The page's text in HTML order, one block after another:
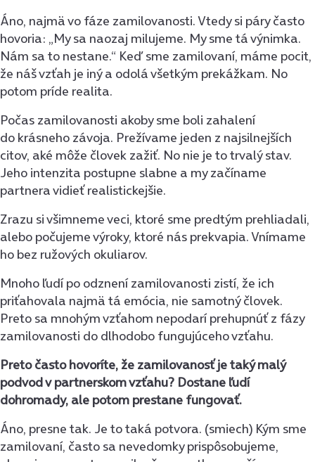
Áno, najmä vo fáze zamilovanosti. Vtedy si páry často
hovoria: „My sa naozaj milujeme. My sme tá výnimka.
Nám sa to nestane.“ Keď sme zamilovaní, máme pocit,
že náš vzťah je iný a odolá všetkým prekážkam. No
potom príde realita.
Počas zamilovanosti akoby sme boli zahalení
do krásneho závoja. Prežívame jeden z najsilnejších
citov, aké môže človek zažiť. No nie je to trvalý stav.
Jeho intenzita postupne slabne a my začíname
partnera vidieť realistickejšie.
Zrazu si všimneme veci, ktoré sme predtým prehliadali,
alebo počujeme výroky, ktoré nás prekvapia. Vnímame
ho bez ružových okuliarov.
Mnoho ľudí po odznení zamilovanosti zistí, že ich
priťahovala najmä tá emócia, nie samotný človek.
Preto sa mnohým vzťahom nepodarí prehupnúť z fázy
zamilovanosti do dlhodobo fungujúceho vzťahu.
Preto často hovoríte, že zamilovanosť je taký malý
podvod v partnerskom vzťahu? Dostane ľudí
dohromady, ale potom prestane fungovať.
Áno, presne tak. Je to taká potvora. (smiech) Kým sme
zamilovaní, často sa nevedomky prispôsobujeme,